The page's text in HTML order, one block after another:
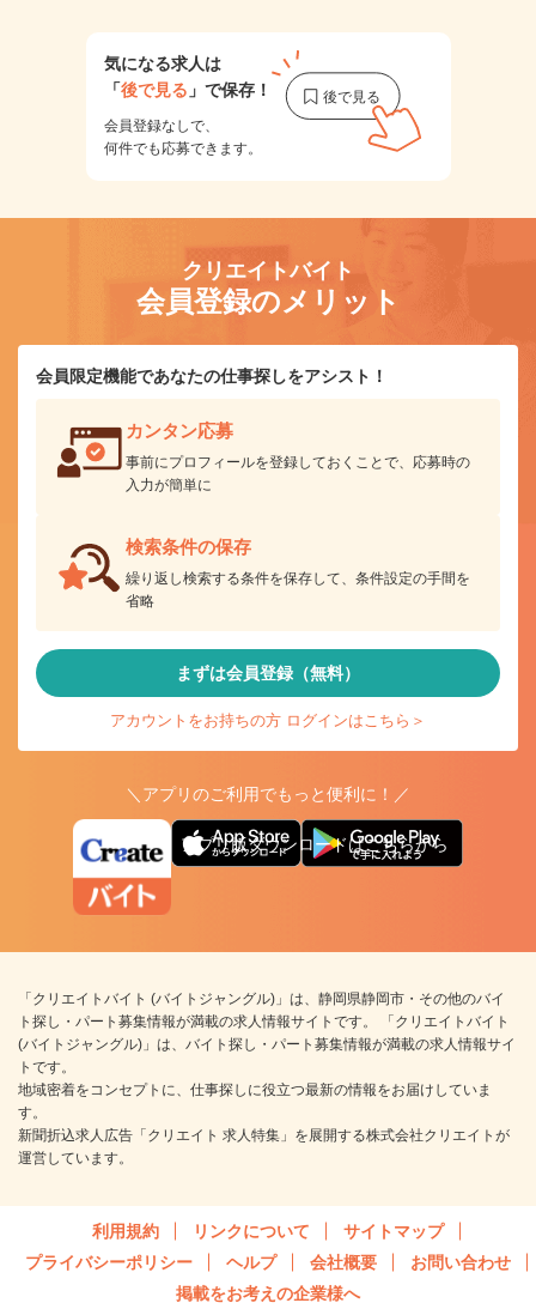
気になる求人は
「後で見る 」で保存！
会員登録なしで、
何件でも応募できます。
クリエイトバイト
会員登録のメリット
会員限定機能であなたの仕事探しをアシスト！
カンタン応募
事前にプロフィールを登録しておくことで、応募時の
入力が簡単に
検索条件の保存
繰り返し検索する条件を保存して、条件設定の手間を
省略
まずは会員登録（無料）
アカウントをお持ちの方 ログインはこちら＞
＼アプリのご利用でもっと便利に！／
アプリ版ダウンロードはこちらから
「クリエイトバイト (バイトジャングル)」は、静岡県静岡市・その他のバイ
ト探し・パート募集情報が満載の求人情報サイトです。 「クリエイトバイト
(バイトジャングル)」は、バイト探し・パート募集情報が満載の求人情報サイ
トです。
地域密着をコンセプトに、仕事探しに役立つ最新の情報をお届けしていま
す。
新聞折込求人広告「クリエイト 求人特集」を展開する株式会社クリエイトが
運営しています。
利用規約 リンクについて
サイトマップ
プライバシーポリシー
ヘルプ 会社概要
お問い合わせ
掲載をお考えの企業様へ